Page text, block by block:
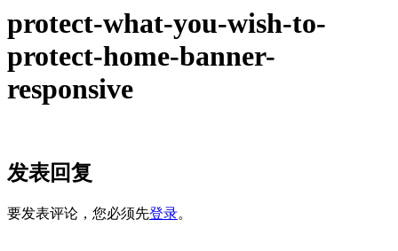
protect-what-you-wish-to-
protect-home-banner-
responsive
发表回复
要发表评论，您必须先登录。